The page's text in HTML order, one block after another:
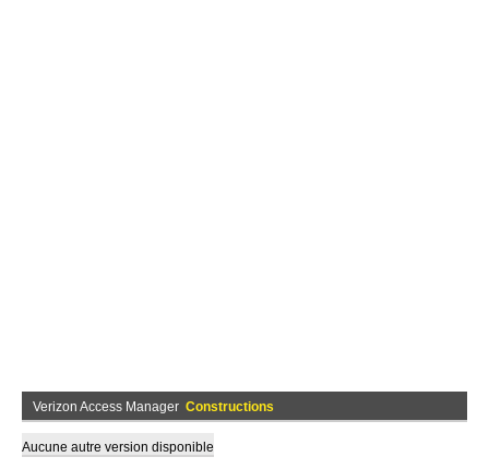
Verizon Access Manager Constructions
Aucune autre version disponible